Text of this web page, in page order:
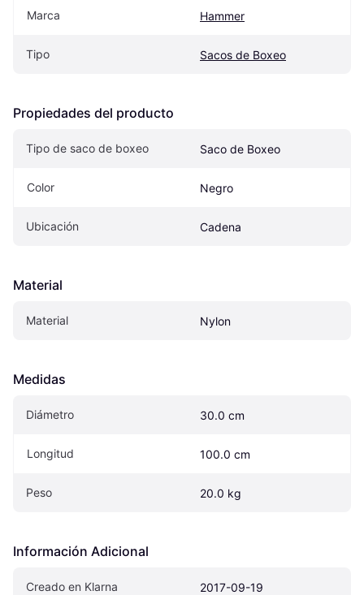
Marca Hammer
Tipo Sacos de Boxeo
Propiedades del producto
Tipo de saco de boxeo Saco de Boxeo
Color Negro
Ubicación Cadena
Material
Material Nylon
Medidas
Diámetro 30.0 cm
Longitud 100.0 cm
Peso 20.0 kg
Información Adicional
Creado en Klarna 2017-09-19